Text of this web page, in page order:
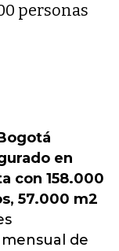
personas
en
con 158.000
57.000 m2
de